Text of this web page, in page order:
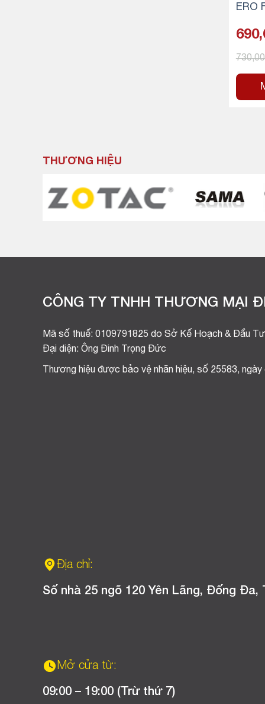
ERO
THƯƠNG HIỆU
CÔNG TY TNHH THƯƠNG MẠI
Mã số thuế: 0109791825 do Sở Kế Hoạch & Đầu
Đại diện: Ông Đinh Trọng Đức
Thương hiệu được bảo vệ nhãn hiệu, số 25583,
Địa chỉ:
Số nhà 25 ngõ 120 Yên Lãng, Đống Đa,
Mở cửa từ:
09:00 – 19:00 (Trừ thứ 7)